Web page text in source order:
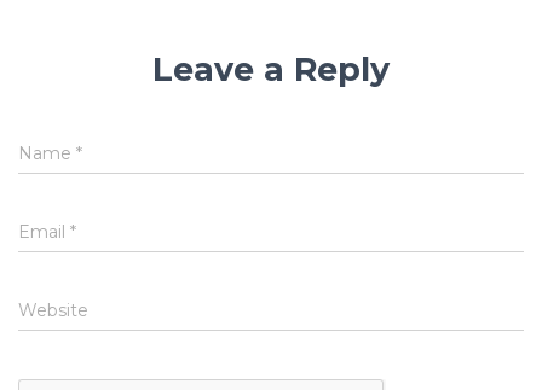
Leave a Reply
Name *
Email *
Website